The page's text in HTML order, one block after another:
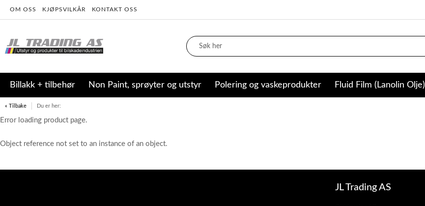
OM OSS KJØPSVILKÅR KONTAKT OSS
Billakk + tilbehør Non Paint, sprøyter og utstyr Polering og vaskeprodukter Fluid Film (Lanolin Olje)
« Tilbake Du er her:
Error loading product page.
Object reference not set to an instance of an object.
JL Trading AS